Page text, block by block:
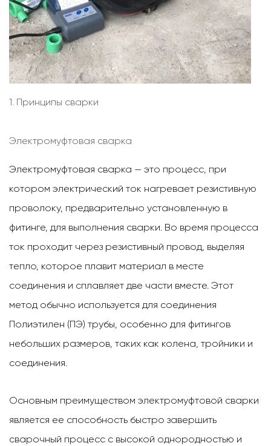
1. Принципы сварки
Электромуфтовая сварка
Электромуфтовая сварка — это процесс, при
котором электрический ток нагревает резистивную
проволоку, предварительно установленную в
фитинге, для выполнения сварки. Во время процесса
ток проходит через резистивный провод, выделяя
тепло, которое плавит материал в месте
соединения и сплавляет две части вместе. Этот
метод обычно используется для соединения
Полиэтилен (ПЭ) трубы, особенно для фитингов
небольших размеров, таких как колена, тройники и
соединения.
Основным преимуществом электромуфтовой сварки
является ее способность быстро завершить
сварочный процесс с высокой однородностью и